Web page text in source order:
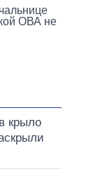
ОВА не
крыло